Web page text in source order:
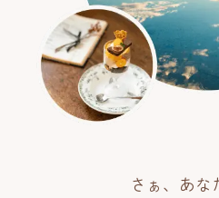
さぁ、あな